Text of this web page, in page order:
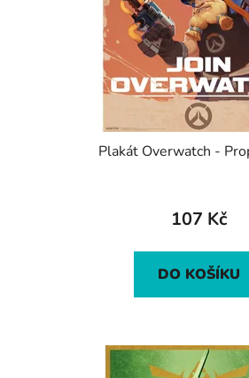
Plakát Overwatch -
107 Kč
DO KOŠÍKU